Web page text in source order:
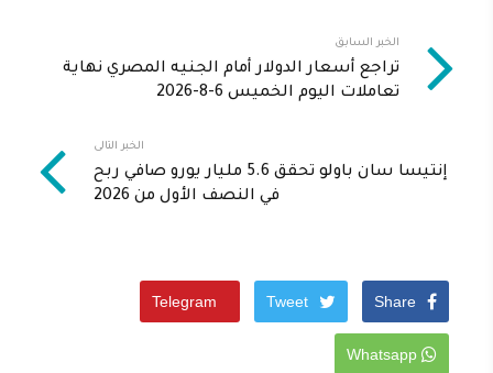
الخبر السابق
تراجع أسعار الدولار أمام الجنيه المصري نهاية
تعاملات اليوم الخميس 6-8-2026
الخبر التالى
إنتيسا سان باولو تحقق 5.6 مليار يورو صافي ربح
في النصف الأول من 2026